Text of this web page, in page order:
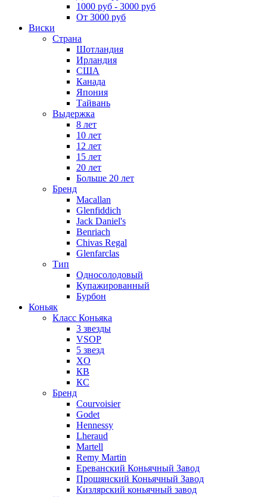
1000 руб - 3000 руб
От 3000 руб
Виски
Страна
Шотландия
Ирландия
США
Канада
Япония
Тайвань
Выдержка
8 лет
10 лет
12 лет
15 лет
20 лет
Больше 20 лет
Бренд
Macallan
Glenfiddich
Jack Daniel's
Benriach
Chivas Regal
Glenfarclas
Тип
Односолодовый
Купажированный
Бурбон
Коньяк
Класс Коньяка
3 звезды
VSOP
5 звезд
XO
КВ
КС
Бренд
Courvoisier
Godet
Hennessy
Lheraud
Martell
Remy Martin
Ереванский Коньячный Завод
Прошянский Коньячный Завод
Кизлярский коньячный завод